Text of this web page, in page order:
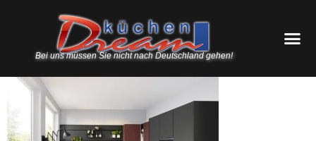
Bei uns müssen Sie nicht nach Deutschland gehen!